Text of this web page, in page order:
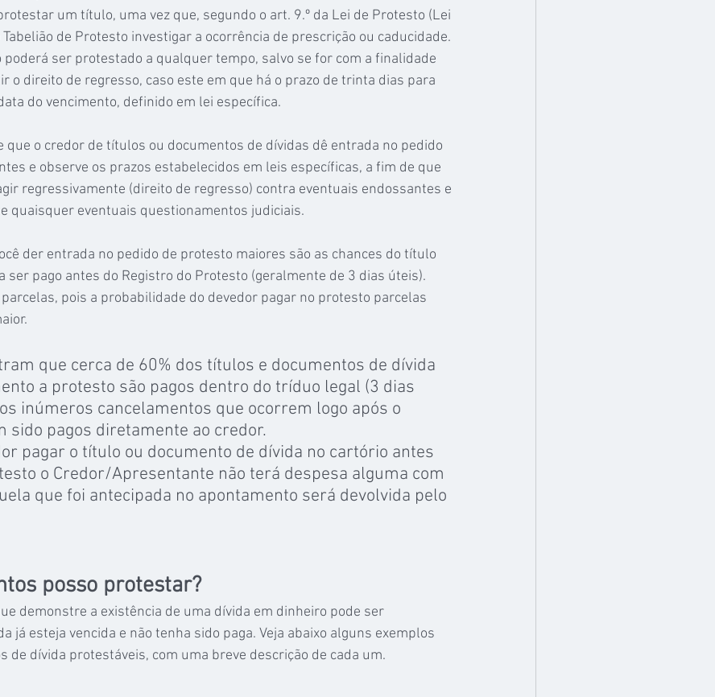
um título, uma vez que, segundo o art. 9.º da Lei de Protesto (Lei
de Protesto investigar a ocorrência de prescrição ou caducidade.
ser protestado a qualquer tempo, salvo se for com a finalidade
o direito de regresso, caso este em que há o prazo de trinta dias para
do vencimento, definido em lei específica.
que o credor de títulos ou documentos de dívidas dê entrada no pedido
e observe os prazos estabelecidos em leis específicas, a fim de que
regressivamente (direito de regresso) contra eventuais endossantes e
quaisquer eventuais questionamentos judiciais.
der entrada no pedido de protesto maiores são as chances do título
ser pago antes do Registro do Protesto (geralmente de 3 dias úteis).
pois a probabilidade do devedor pagar no protesto parcelas
que cerca de 60% dos títulos e documentos de dívida
a protesto são pagos dentro do tríduo legal (3 dias
inúmeros cancelamentos que ocorrem logo após o
sido pagos diretamente ao credor.
pagar o título ou documento de dívida no cartório antes
o Credor/Apresentante não terá despesa alguma com
que foi antecipada no apontamento será devolvida pelo
posso protestar?
demonstre a existência de uma dívida em dinheiro pode ser
já esteja vencida e não tenha sido paga. Veja abaixo alguns exemplos
de dívida protestáveis, com uma breve descrição de cada um.